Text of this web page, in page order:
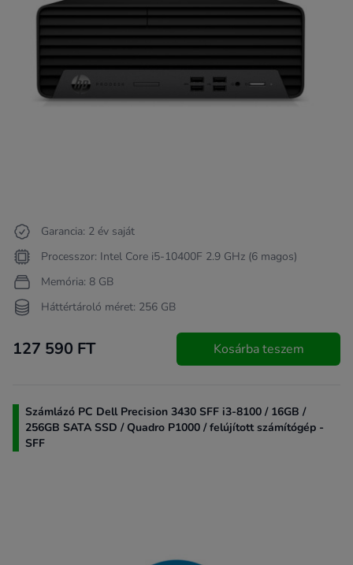
Garancia: 2 év saját
Processzor: Intel Core i5-10400F 2.9 GHz (6 magos)
Memória: 8 GB
Háttértároló méret: 256 GB
127 590 FT Kosárba teszem
Számlázó PC Dell Precision 3430 SFF i3-8100 / 16GB /
256GB SATA SSD / Quadro P1000 / felújított számítógép -
SFF